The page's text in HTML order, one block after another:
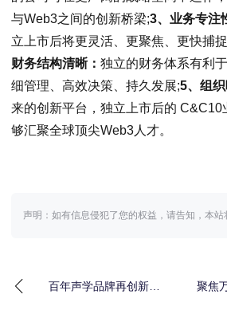
与Web3之间的创新桥梁;3、业务专注
立上市后将更灵活、更聚焦、更快捕
财务结构清晰： 独立的财务体系有利
细管理、高效决策、持久发展;5、组织
来的创新平台，独立上市后的 C&C10
够汇聚全球顶尖Web3人才。
声明：如有信息侵犯了您的权益，请告知，本站
百年声学品牌再创新！
聚焦